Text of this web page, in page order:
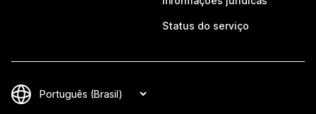
Status do serviço